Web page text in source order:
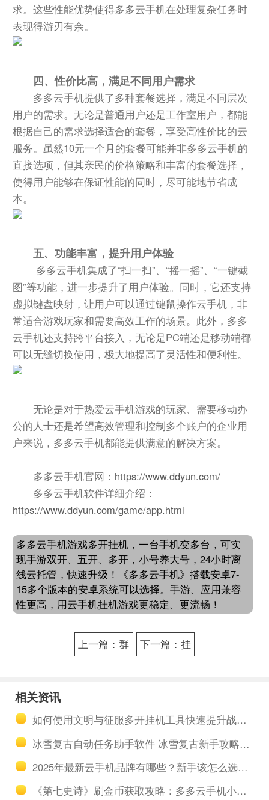
求。这些性能优势使得多多云手机在处理复杂任务时
表现得游刃有余。
四、性价比高，满足不同用户需求
多多云手机提供了多种套餐选择，满足不同层次
用户的需求。无论是普通用户还是工作室用户，都能
根据自己的需求选择适合的套餐，享受高性价比的云
服务。虽然10元一个月的套餐可能并非多多云手机的
直接选项，但其亲民的价格策略和丰富的套餐选择，
使得用户能够在保证性能的同时，尽可能地节省成
本。
五、功能丰富，提升用户体验
多多云手机集成了“扫一扫”、“摇一摇”、“一键截
图”等功能，进一步提升了用户体验。同时，它还支持
虚拟键盘映射，让用户可以通过键鼠操作云手机，非
常适合游戏玩家和需要高效工作的场景。此外，多多
云手机还支持跨平台接入，无论是PC端还是移动端都
可以无缝切换使用，极大地提高了灵活性和便利性。
无论是对于热爱云手机游戏的玩家、需要移动办
公的人士还是希望高效管理和控制多个账户的企业用
户来说，多多云手机都能提供满意的解决方案。
多多云手机官网： https://www.ddyun.com/
多多云手机软件详细介绍：
https://www.ddyun.com/game/app.html
多多云手机游戏多开挂机，一台手机变多台，可实
现手游双开、五开、多开，小号养大号，24小时离
线云托管，快速升级！《多多云手机》搭载安卓7-
15多个版本的安卓系统可以选择。手游、应用兼容
性更高，用云手机挂机游戏更稳定、更流畅！
上一篇：群
下一篇：挂
托管优势
相关资讯
如何使用文明与征服多开挂机工具快速提升战斗力？
冰雪复古自动任务助手软件 冰雪复古新手攻略大全
2025年最新云手机品牌有哪些？新手该怎么选择云手机？
《第七史诗》刷金币获取攻略：多多云手机小号多开助力积累财富